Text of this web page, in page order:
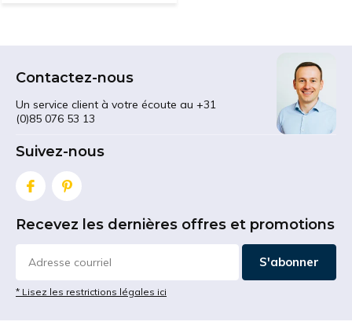
Contactez-nous
Un service client à votre écoute au +31
(0)85 076 53 13
Suivez-nous
Recevez les dernières offres et promotions
S'abonner
* Lisez les restrictions légales ici